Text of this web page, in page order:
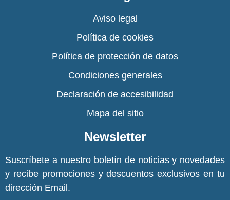
Aviso legal
Política de cookies
Política de protección de datos
Condiciones generales
Declaración de accesibilidad
Mapa del sitio
Newsletter
Suscríbete a nuestro boletín de noticias y novedades
y recibe promociones y descuentos exclusivos en tu
dirección Email.